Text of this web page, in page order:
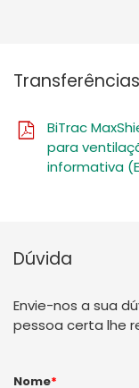
Transferências
BiTrac
para
informativa
Dúvida
Envie-nos a sua
pessoa certa lhe
Nome*